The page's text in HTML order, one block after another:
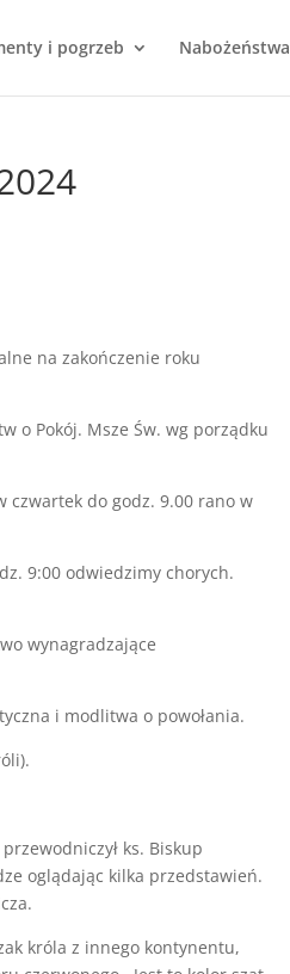
i pogrzeb Nabożeństwa
na zakończenie roku
o Pokój. Msze Św. wg porządku
do godz. 9.00 rano w
9:00 odwiedzimy chorych.
wynagradzające
i modlitwa o powołania.
ks. Biskup
oglądając kilka przedstawień.
króla z innego kontynentu,